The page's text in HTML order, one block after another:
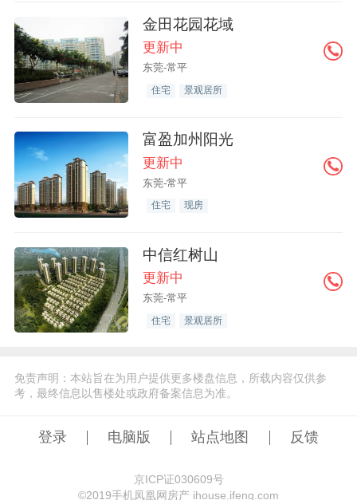
金田花园花域
更新中
东莞-常平
住宅 景观居所
富盈加州阳光
更新中
东莞-常平
住宅 现房
中信红树山
更新中
东莞-常平
住宅 景观居所
免责声明：本站旨在为用户提供更多楼盘信息，所载内容仅供参
考，最终信息以售楼处或政府备案信息为准。
登录 电脑版 站点地图 反馈
京ICP证030609号
©️2019手机凤凰网房产 ihouse.ifeng.com